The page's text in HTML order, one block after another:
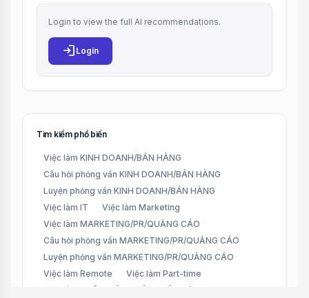
Login to view the full AI recommendations.
login Login
Tìm kiếm phổ biến
Việc làm KINH DOANH/BÁN HÀNG
Câu hỏi phỏng vấn KINH DOANH/BÁN HÀNG
Luyện phỏng vấn KINH DOANH/BÁN HÀNG
Việc làm IT
Việc làm Marketing
Việc làm MARKETING/PR/QUẢNG CÁO
Câu hỏi phỏng vấn MARKETING/PR/QUẢNG CÁO
Luyện phỏng vấn MARKETING/PR/QUẢNG CÁO
Việc làm Remote
Việc làm Part-time
Việc làm CHĂM SÓC KHÁCH HÀNG (CUSTOMER